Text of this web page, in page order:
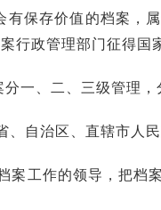
有保存价值的档案，
行政管理部门征得国
一、二、三级管理
自治区、直辖市人
案工作的领导，把档